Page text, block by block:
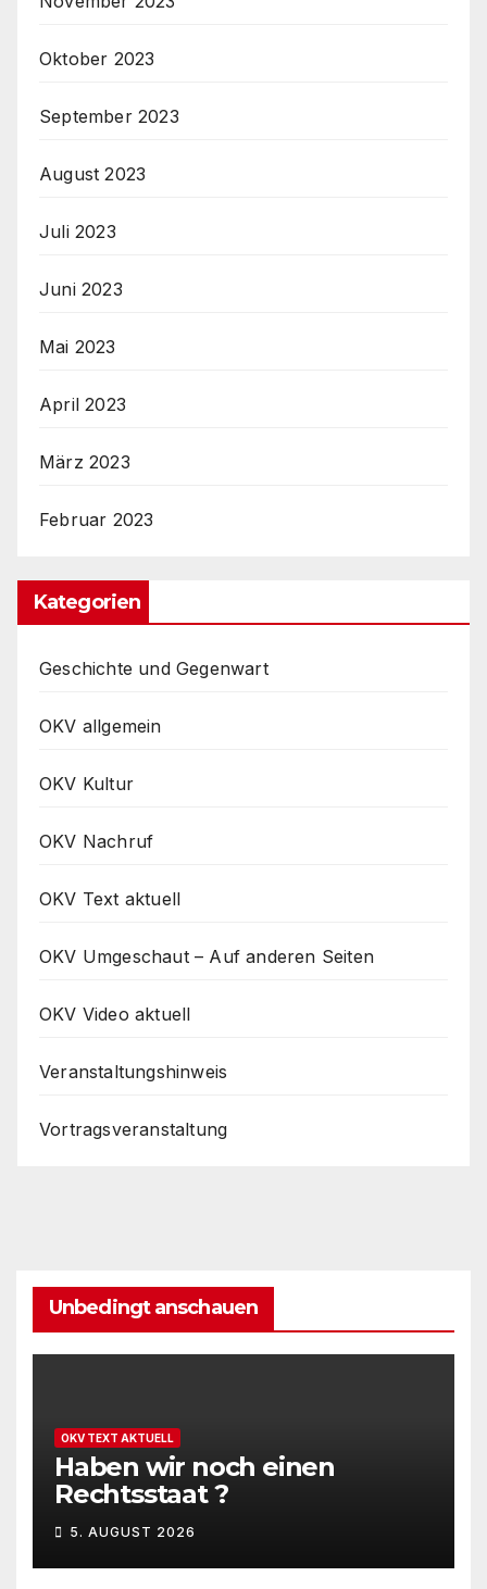
Oktober 2023
September 2023
August 2023
Juli 2023
Juni 2023
Mai 2023
April 2023
März 2023
Februar 2023
Kategorien
Geschichte und Gegenwart
OKV allgemein
OKV Kultur
OKV Nachruf
OKV Text aktuell
OKV Umgeschaut – Auf anderen Seiten
OKV Video aktuell
Veranstaltungshinweis
Vortragsveranstaltung
Unbedingt anschauen
OKV TEXT AKTUELL
Haben wir noch einen
Rechtsstaat ?
5. AUGUST 2026